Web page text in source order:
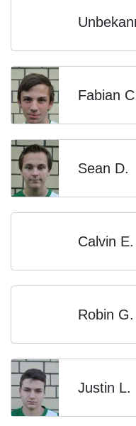
Fabian
Sean D.
Calvin E.
Robin G.
Justin L.